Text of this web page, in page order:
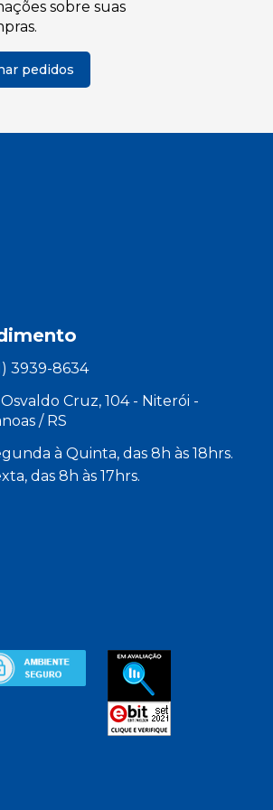
sobre suas
pedidos
3939-8634
Osvaldo Cruz, 104 - Niterói -
/ RS
à Quinta, das 8h às 18hrs.
das 8h às 17hrs.